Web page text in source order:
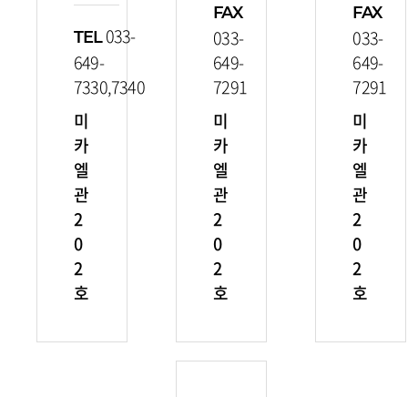
TEL033-
649-
7330,7340
미
카
엘
관
2
0
2
호
FAX
033-
649-
7291
미
카
엘
관
2
0
2
호
FAX
033-
649-
7291
미
카
엘
관
2
0
2
호